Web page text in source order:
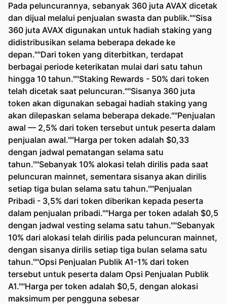
Pada peluncurannya, sebanyak 360 juta AVAX dicetak
dan dijual melalui penjualan swasta dan publik.""Sisa
360 juta AVAX digunakan untuk hadiah staking yang
didistribusikan selama beberapa dekade ke
depan.""Dari token yang diterbitkan, terdapat
berbagai periode keterikatan mulai dari satu tahun
hingga 10 tahun.""Staking Rewards - 50% dari token
telah dicetak saat peluncuran.""Sisanya 360 juta
token akan digunakan sebagai hadiah staking yang
akan dilepaskan selama beberapa dekade.""Penjualan
awal — 2,5% dari token tersebut untuk peserta dalam
penjualan awal.""Harga per token adalah $0,33
dengan jadwal pematangan selama satu
tahun.""Sebanyak 10% alokasi telah dirilis pada saat
peluncuran mainnet, sementara sisanya akan dirilis
setiap tiga bulan selama satu tahun.""Penjualan
Pribadi - 3,5% dari token diberikan kepada peserta
dalam penjualan pribadi.""Harga per token adalah $0,5
dengan jadwal vesting selama satu tahun.""Sebanyak
10% dari alokasi telah dirilis pada peluncuran mainnet,
dengan sisanya dirilis setiap tiga bulan selama satu
tahun.""Opsi Penjualan Publik A1-1% dari token
tersebut untuk peserta dalam Opsi Penjualan Publik
A1.""Harga per token adalah $0,5, dengan alokasi
maksimum per pengguna sebesar